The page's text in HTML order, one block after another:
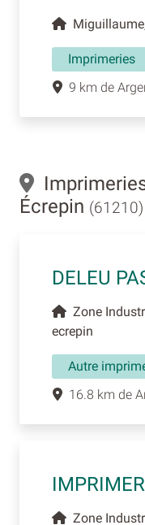
Imprimeries
9 km de
Écrepin (61210)
DELEU
Zone
ecrepin
Autre
16.8 km de
Zone